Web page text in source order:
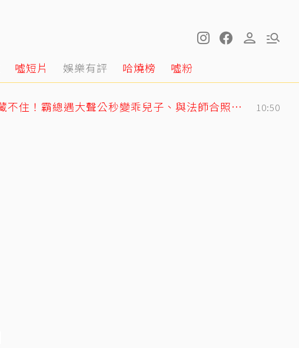
噓短片 娛樂有評 哈燒榜 噓粉
GD私下反差萌藏不住！霸總遇大聲公秒變乖兒子、與法師合照掀網暴動 10:50